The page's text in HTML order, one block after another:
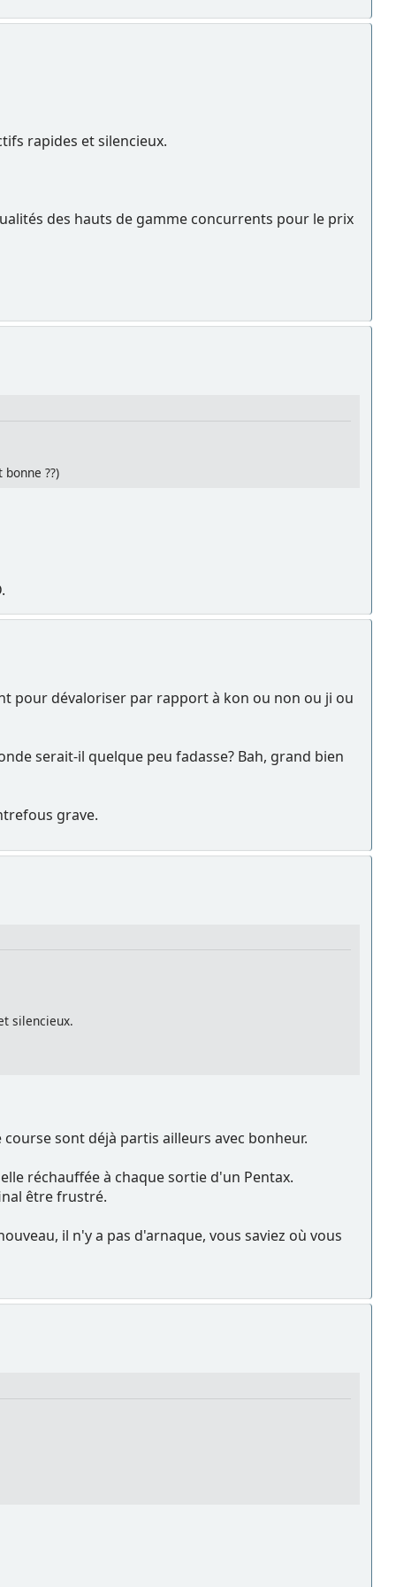
rapides et silencieux.
des hauts de gamme concurrents pour le prix
??)
pour dévaloriser par rapport à kon ou non ou ji ou
serait-il quelque peu fadasse? Bah, grand bien
grave.
silencieux.
sont déjà partis ailleurs avec bonheur.
réchauffée à chaque sortie d'un Pentax.
être frustré.
il n'y a pas d'arnaque, vous saviez où vous